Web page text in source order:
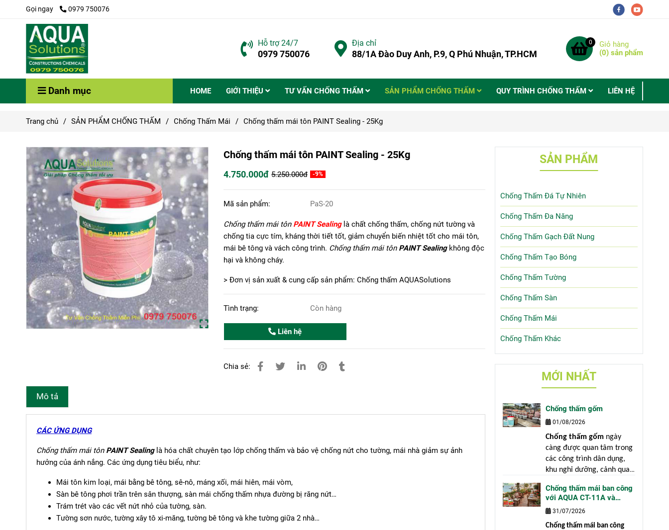
Gọi ngay 0979 750076
Hỗ trợ 24/7
0979 750076
Địa chỉ
88/1A Đào Duy Anh, P.9, Q Phú Nhuận, TP.HCM
0
Giỏ hàng
(0) sản phẩm
Danh mục HOME GIỚI THIỆU TƯ VẤN CHỐNG THẤM SẢN PHẨM CHỐNG THẤM QUY TRÌNH CHỐNG THẤM LIÊN HỆ
Trang chủ / SẢN PHẨM CHỐNG THẤM / Chống Thấm Mái / Chống thấm mái tôn PAINT Sealing - 25Kg
Chống thấm mái tôn PAINT Sealing - 25Kg
4.750.000đ 5.250.000đ -9%
Mã sản phẩm: PaS-20
Chống thấm mái tôn PAINT Sealinglà chất chống thấm, chống nứt tường và
chống tia cực tím, kháng thời tiết tốt, giảm chuyển biến nhiệt tốt cho mái tôn,
mái bê tông và vách công trình. Chống thấm mái tôn PAINT Sealingkhông độc
hại và không cháy.
> Đơn vị sản xuất & cung cấp sản phẩm: Chống thấm AQUASolutions
Tình trạng: Còn hàng
Liên hệ
Chia sẻ:
Mô tả
CÁC ỨNG DỤNG
Chống thấm mái tôn PAINT Sealinglà hóa chất chuyên tạo lớp chống thấm và bảo vệ chống nứt cho tường, mái nhà giảm sự ảnh
hưởng của ánh nắng. Các ứng dụng tiêu biểu, như:
Mái tôn kim loại, mái bằng bê tông, sê-nô, máng xối, mái hiên, mái vòm,
Sàn bê tông phơi trần trên sân thượng, sàn mái chống thấm nhựa đường bị răng nứt…
Trám trét vào các vết nứt nhỏ của tường, sàn.
Tường sơn nước, tường xây tô xi-măng, tường bê tông và khe tường giữa 2 nhà…
SẢN PHẨM
Chống Thấm Đá Tự Nhiên
Chống Thấm Đa Năng
Chống Thấm Gạch Đất Nung
Chống Thấm Tạo Bóng
Chống Thấm Tường
Chống Thấm Sàn
Chống Thấm Mái
Chống Thấm Khác
MỚI NHẤT
Chống thấm gốm
01/08/2026
Chống thấm gốm ngày
càng được quan tâm trong
các công trình dân dụng,
khu nghỉ dưỡng, cảnh quan
sản xuất gốm xuất khẩu.
Gốm là vật liệu được ứng
dụng rộng rãi trong kiến
trúc và trang trí nhờ vẻ
Chống thấm mái ban công
với AQUA CT-11A và
CONSeal
31/07/2026
Chống thấm mái ban công